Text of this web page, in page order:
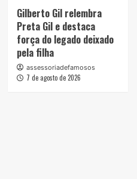
Gilberto Gil relembra
Preta Gil e destaca
força do legado deixado
pela filha
assessoriadefamosos
7 de agosto de 2026